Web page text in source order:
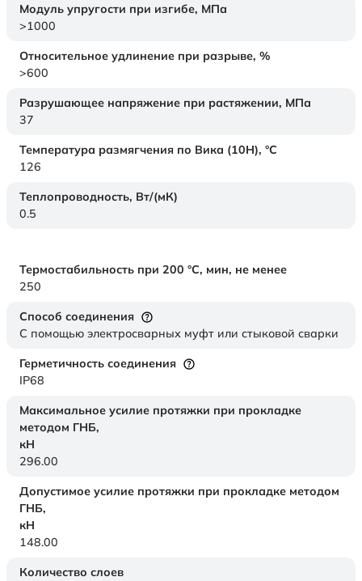
Модуль упругости при изгибе, МПа
>1000
Относительное удлинение при разрыве, %
>600
Разрушающее напряжение при растяжении, МПа
37
Температура размягчения по Вика (10Н), °C
126
Теплопроводность, Вт/(мК)
0.5
Термостабильность при 200 °С, мин, не менее
250
Способ соединения
С помощью электросварных муфт или стыковой сварки
Герметичность соединения
IP68
Максимальное усилие протяжки при прокладке
методом ГНБ,
кН
296.00
Допустимое усилие протяжки при прокладке методом
ГНБ,
кН
148.00
Количество слоев